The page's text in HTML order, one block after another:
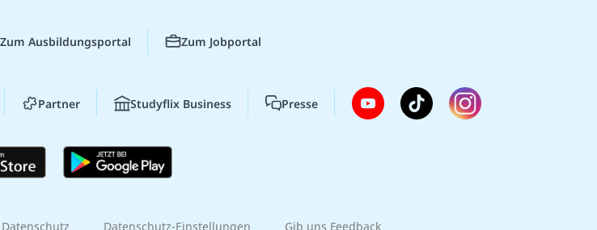
Zum Ausbildungsportal Zum Jobportal
Partner Studyflix Business Presse
Datenschutz Datenschutz-Einstellungen Gib uns Feedback